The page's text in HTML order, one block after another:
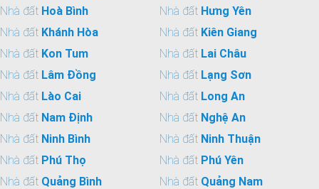
Nhà đất Hoà Bình Nhà đất Hưng Yên
Nhà đất Khánh Hòa Nhà đất Kiên Giang
Nhà đất Kon Tum Nhà đất Lai Châu
Nhà đất Lâm Đồng Nhà đất Lạng Sơn
Nhà đất Lào Cai Nhà đất Long An
Nhà đất Nam Định Nhà đất Nghệ An
Nhà đất Ninh Bình Nhà đất Ninh Thuận
Nhà đất Phú Thọ Nhà đất Phú Yên
Nhà đất Quảng Bình Nhà đất Quảng Nam